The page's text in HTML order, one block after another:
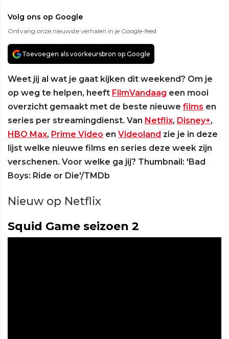
Volg ons op Google
Ontvang onze nieuwste verhalen in je Google-feed
Toevoegen als voorkeursbron op Google
Weet jij al wat je gaat kijken dit weekend? Om je
op weg te helpen, heeft FilmVandaag een mooi
overzicht gemaakt met de beste nieuwe films en
series per streamingdienst. Van Netflix, Disney+,
HBO Max, Prime Video en Videoland zie je in deze
lijst welke nieuwe films en series deze week zijn
verschenen. Voor welke ga jij? Thumbnail: 'Bad
Boys: Ride or Die'/TMDb
Nieuw op Netflix
Squid Game seizoen 2